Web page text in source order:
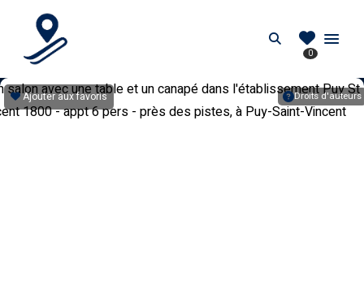
Search
0
Droits d'auteurs
Ajouter aux favoris